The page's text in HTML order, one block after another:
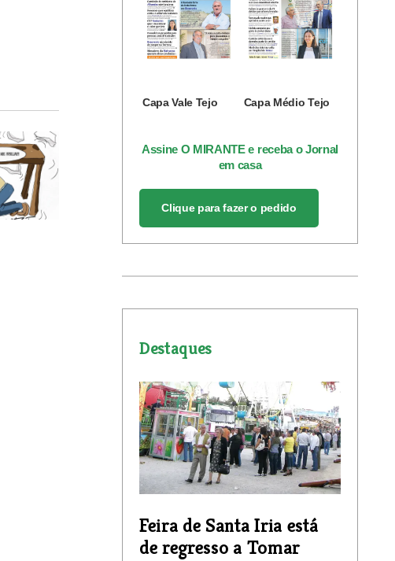
Capa Vale Tejo Capa Médio Tejo
Assine O MIRANTE e receba o Jornal
em casa
Clique para fazer o pedido
Destaques
Feira de Santa Iria está
de regresso a Tomar